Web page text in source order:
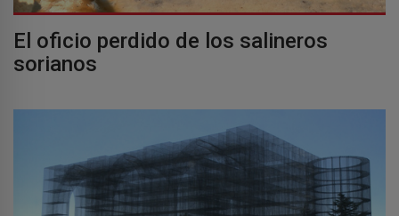
El oficio perdido de los salineros
sorianos